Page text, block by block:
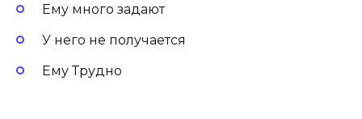
Ему много задают
У него не получается
Ему Трудно